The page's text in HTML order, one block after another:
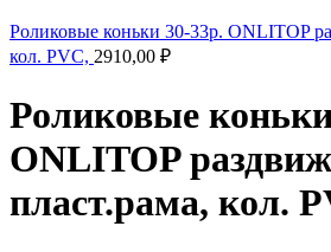
Роликовые коньки 30-33р. ONLITOP
кол. PVC, 2910,00 ₽
Роликовые
ONLITOP
пласт.рама, кол.